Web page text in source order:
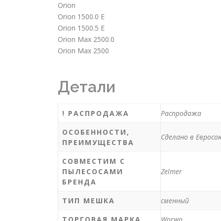
Orion
Orion 1500.0 E
Orion 1500.5 E
Orion Max 2500.0
Orion Max 2500
Детали
! РАСПРОДАЖА
Распродажа
ОСОБЕННОСТИ,
ПРЕИМУЩЕСТВА
Сделано в
СОВМЕСТИМ С
ПЫЛЕСОСАМИ
БРЕНДА
Zelmer
ТИП МЕШКА
сменный
ТОРГОВАЯ МАРКА
Worwo